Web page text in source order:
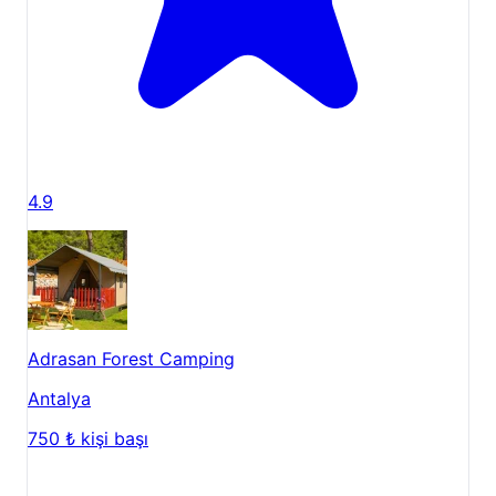
eşsiz maceraya ilk adımı atabilirsiniz. Doğanın,
suyun ve maceranın birleştiği bu noktada sizleri
ağırlamaktan mutluluk duyacağız.
4.9
Adrasan Forest Camping
Antalya
750 ₺ kişi başı